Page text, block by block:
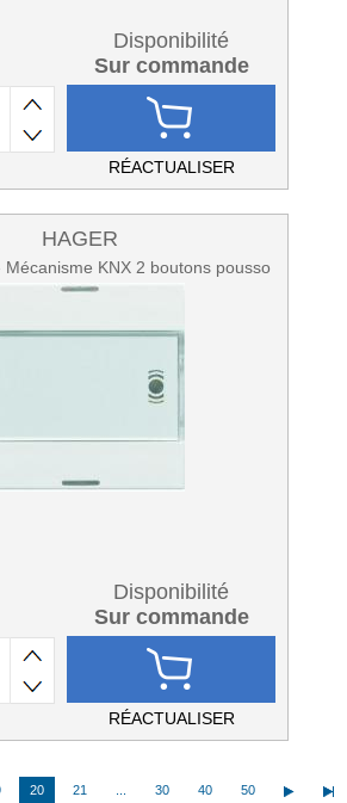
Disponibilité
Sur commande
RÉACTUALISER
HAGER
Mécanisme KNX 2 boutons pousso
Disponibilité
Sur commande
RÉACTUALISER
20 21 30 40 50